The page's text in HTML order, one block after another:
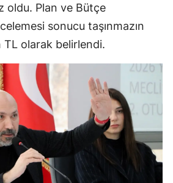
oldu. Plan ve Bütçe
sonucu taşınmazın
olarak belirlendi.